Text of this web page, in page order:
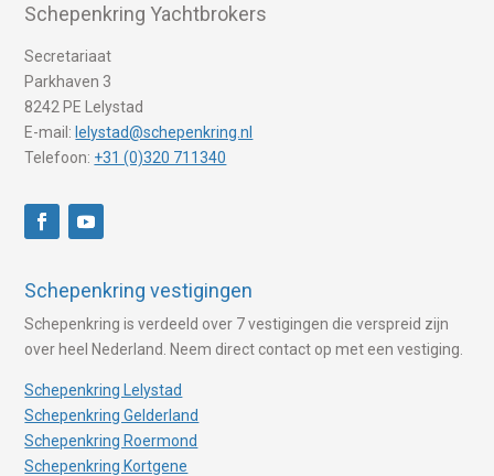
Schepenkring Yachtbrokers
Secretariaat
Parkhaven 3
8242 PE Lelystad
E-mail: lelystad@schepenkring.nl
Telefoon: +31 (0)320 711340
Schepenkring vestigingen
Schepenkring is verdeeld over 7 vestigingen die verspreid zijn
over heel Nederland. Neem direct contact op met een vestiging.
Schepenkring Lelystad
Schepenkring Gelderland
Schepenkring Roermond
Schepenkring Kortgene